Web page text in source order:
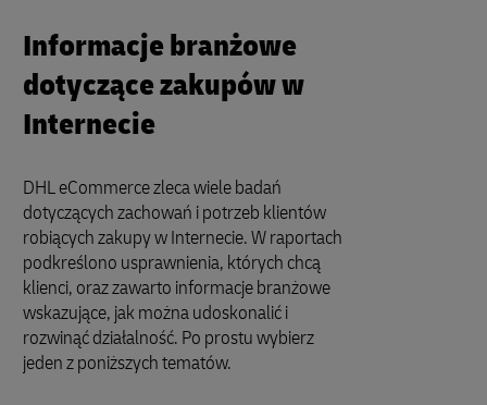
Informacje branżowe
dotyczące zakupów w
Internecie
DHL eCommerce zleca wiele badań
dotyczących zachowań i potrzeb klientów
robiących zakupy w Internecie. W raportach
podkreślono usprawnienia, których chcą
klienci, oraz zawarto informacje branżowe
wskazujące, jak można udoskonalić i
rozwinąć działalność. Po prostu wybierz
jeden z poniższych tematów.